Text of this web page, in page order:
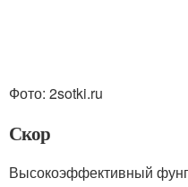
Фото: 2sotki.ru
Скор
Высокоэффективный